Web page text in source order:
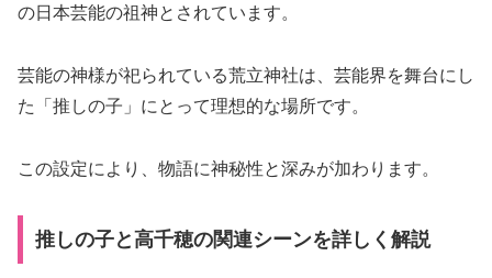
の日本芸能の祖神とされています。
芸能の神様が祀られている荒立神社は、芸能界を舞台にし
た「推しの子」にとって理想的な場所です。
この設定により、物語に神秘性と深みが加わります。
推しの子と高千穂の関連シーンを詳しく解説